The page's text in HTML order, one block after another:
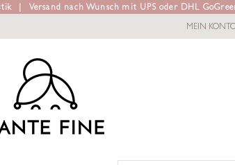
Versand nach Wunsch mit UPS oder DHL
MEIN